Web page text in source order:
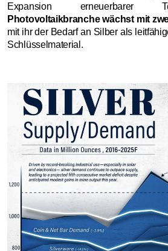
Expansion erneuerbarer
Photovoltaikbranche wächst mit
mit ihr der Bedarf an Silber als
Schlüsselmaterial.